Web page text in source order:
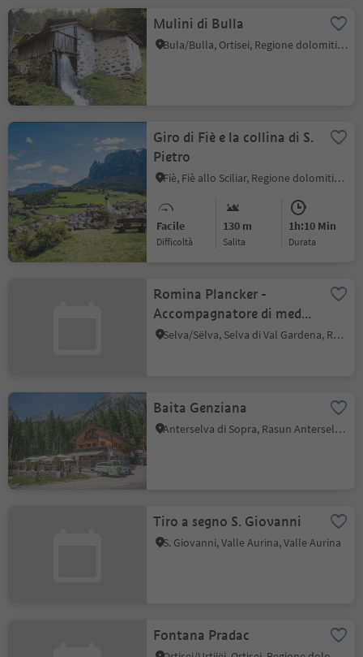
Mulini di Bulla
Bula/Bulla, Ortisei, Regione dolomitica Val Gardena
Giro di Fiè e la collina di S.
Pietro
Fiè, Fiè allo Sciliar, Regione dolomitica Alpe di Siusi
Facile
Difficoltà
130 m
Salita
1h:10 Min
durata
Romina Plancker -
Accompagnatore di media
montagna/guida
Selva/Sëlva, Selva di Val Gardena, Regione dolomitica Val Gardena
Baita Genziana
Anterselva di Sopra, Rasun Anterselva, Regione dolomitica Plan de Corones
Tiro a segno S. Giovanni
S. Giovanni, Valle Aurina, Valle Aurina
Fontana Pradac